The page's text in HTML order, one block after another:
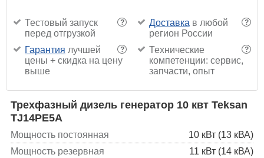
?
Тестовый запуск
перед отгрузкой
?
Доставка в любой
регион России
?
Гарантия лучшей
цены + скидка на цену
выше
?
Технические
компетенции: сервис,
запчасти, опыт
Трехфазный дизель генератор 10 квт Teksan
TJ14PE5A
Мощность постоянная
10 кВт (13 кВА)
Мощность резервная
11 кВт (14 кВА)